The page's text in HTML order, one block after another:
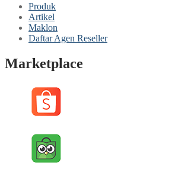
Produk
Artikel
Maklon
Daftar Agen Reseller
Marketplace